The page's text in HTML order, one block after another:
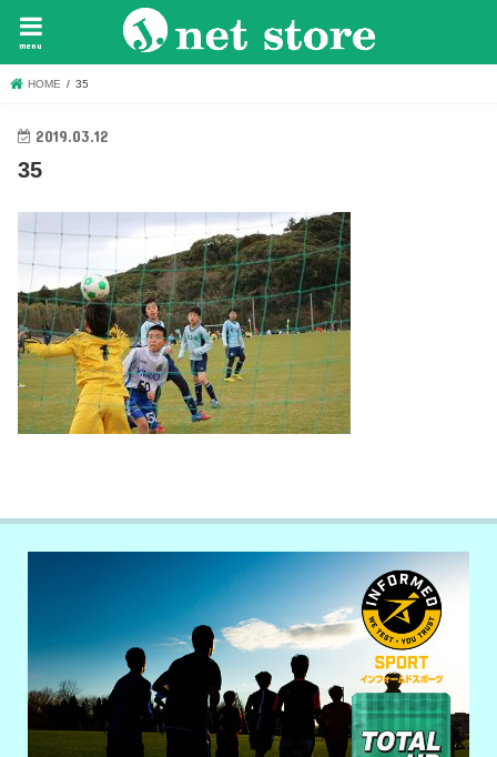
menu
HOME 35
2019.03.12
35